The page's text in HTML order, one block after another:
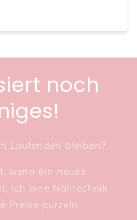
noch
Laufenden bleiben?
wenn ein neues
ich eine Nähtechnik
Preise purzeln.